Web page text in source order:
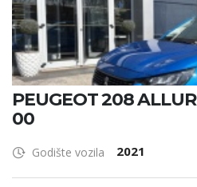
PEUGEOT 208
00
Godište vozila 2021